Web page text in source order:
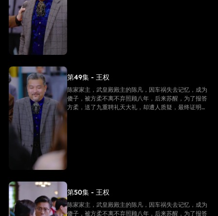
第49集 - 王权
陈家家主，武皇殿殿主的陈凡，因车祸失去记忆，成为
傻子，被方柔不离不弃照顾八年，后来苏醒，为了报答
方柔，送了九重聘礼天大礼，却遭人质疑，最终证明他
第50集 - 王权
陈家家主，武皇殿殿主的陈凡，因车祸失去记忆，成为
傻子，被方柔不离不弃照顾八年，后来苏醒，为了报答